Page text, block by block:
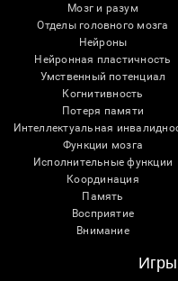
Мозг и разум
Отделы головного мозга
Нейроны
Нейронная пластичность
Умственный потенциал
Когнитивность
Потеря памяти
Интеллектуальная
Функции мозга
Исполнительные функции
Координация
Память
Восприятие
Внимание